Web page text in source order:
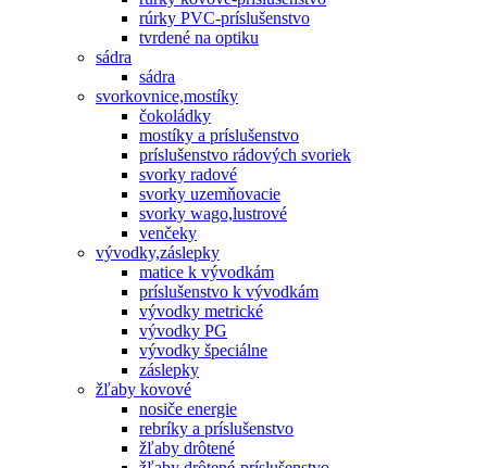
rúrky PVC-príslušenstvo
tvrdené na optiku
sádra
sádra
svorkovnice,mostíky
čokoládky
mostíky a príslušenstvo
príslušenstvo rádových svoriek
svorky radové
svorky uzemňovacie
svorky wago,lustrové
venčeky
vývodky,záslepky
matice k vývodkám
príslušenstvo k vývodkám
vývodky metrické
vývodky PG
vývodky špeciálne
záslepky
žľaby kovové
nosiče energie
rebríky a príslušenstvo
žľaby drôtené